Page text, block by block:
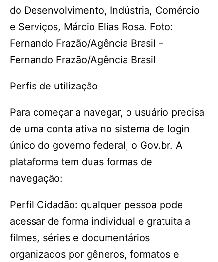
do Desenvolvimento, Indústria, Comércio
e Serviços, Márcio Elias Rosa. Foto:
Fernando Frazão/Agência Brasil –
Fernando Frazão/Agência Brasil
Perfis de utilização
Para começar a navegar, o usuário precisa
de uma conta ativa no sistema de login
único do governo federal, o Gov.br. A
plataforma tem duas formas de
navegação:
Perfil Cidadão: qualquer pessoa pode
acessar de forma individual e gratuita a
filmes, séries e documentários
organizados por gêneros, formatos e